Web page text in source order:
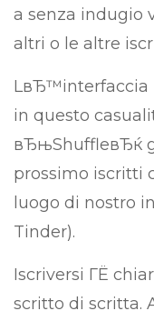
a senza indugio
altri o le altre
LвЂ™interfaccia
in questo
вЂњShuffleвЂќ
prossimo iscritti
luogo di nostro
Tinder).
Iscriversi ГЁ
scritto di scritta.